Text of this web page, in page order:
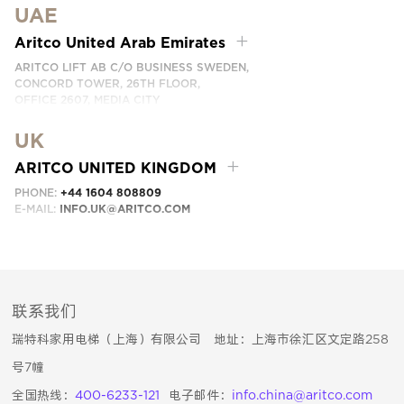
PHONE:
EMAIL:INFO.SEA@ARITCO.COM
UAE
Aritco United Arab Emirates
ARITCO LIFT AB C/O BUSINESS SWEDEN,
CONCORD TOWER, 26TH FLOOR,
OFFICE 2607, MEDIA CITY
EMAIL:
UK
ARITCO UNITED KINGDOM
PHONE: +44 1604 808809
E-MAIL: INFO.UK@ARITCO.COM
联系我们
瑞特科家用电梯（上海）有限公司 地址：上海市徐汇区文定路258
号7幢
全国热线：400-6233-121 电子邮件： info.china@aritco.com